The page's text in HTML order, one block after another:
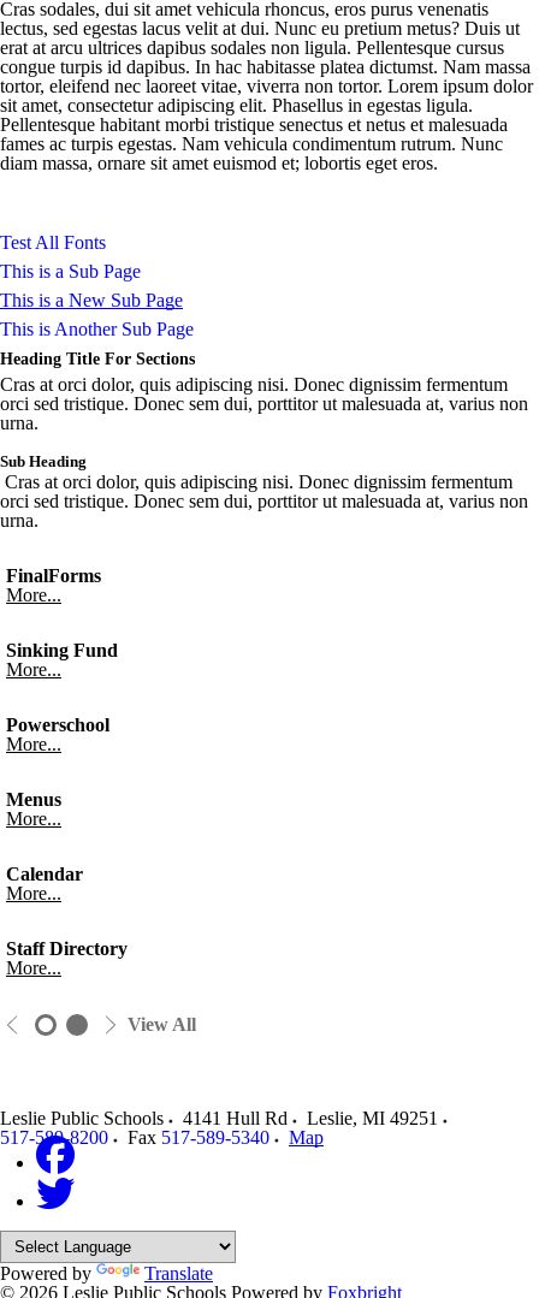
Cras sodales, dui sit amet vehicula rhoncus, eros purus venenatis
lectus, sed egestas lacus velit at dui. Nunc eu pretium metus? Duis ut
erat at arcu ultrices dapibus sodales non ligula. Pellentesque cursus
congue turpis id dapibus. In hac habitasse platea dictumst. Nam massa
tortor, eleifend nec laoreet vitae, viverra non tortor. Lorem ipsum dolor
sit amet, consectetur adipiscing elit. Phasellus in egestas ligula.
Pellentesque habitant morbi tristique senectus et netus et malesuada
fames ac turpis egestas. Nam vehicula condimentum rutrum. Nunc
diam massa, ornare sit amet euismod et; lobortis eget eros.
Test All Fonts
This is a Sub Page
This is a New Sub Page
This is Another Sub Page
Heading Title For Sections
Cras at orci dolor, quis adipiscing nisi. Donec dignissim fermentum
orci sed tristique. Donec sem dui, porttitor ut malesuada at, varius non
urna.
Sub Heading
Cras at orci dolor, quis adipiscing nisi. Donec dignissim fermentum
orci sed tristique. Donec sem dui, porttitor ut malesuada at, varius non
urna.
FinalForms
More...
Sinking Fund
More...
Powerschool
More...
Menus
More...
Calendar
More...
Staff Directory
More...
View All
Leslie Public Schools 4141 Hull Rd Leslie, MI 49251
517-589-8200
Fax 517-589-5340 Map
Powered by
Translate
© 2026 Leslie Public Schools Powered by Foxbright